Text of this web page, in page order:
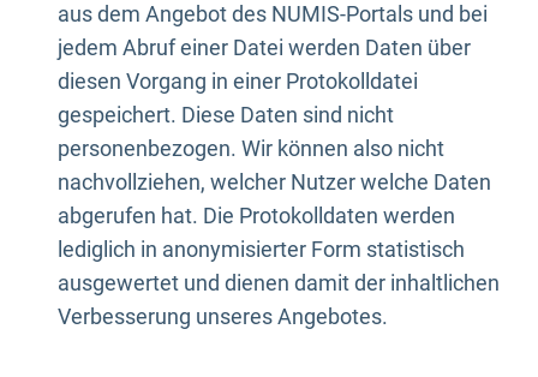
aus dem Angebot des NUMIS-Portals und bei
jedem Abruf einer Datei werden Daten über
diesen Vorgang in einer Protokolldatei
gespeichert. Diese Daten sind nicht
personenbezogen. Wir können also nicht
nachvollziehen, welcher Nutzer welche Daten
abgerufen hat. Die Protokolldaten werden
lediglich in anonymisierter Form statistisch
ausgewertet und dienen damit der inhaltlichen
Verbesserung unseres Angebotes.